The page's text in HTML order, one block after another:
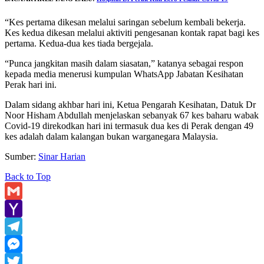
“Kes pertama dikesan melalui saringan sebelum kembali bekerja.
Kes kedua dikesan melalui aktiviti pengesanan kontak rapat bagi kes
pertama. Kedua-dua kes tiada bergejala.
“Punca jangkitan masih dalam siasatan,” katanya sebagai respon
kepada media menerusi kumpulan WhatsApp Jabatan Kesihatan
Perak hari ini.
Dalam sidang akhbar hari ini, Ketua Pengarah Kesihatan, Datuk Dr
Noor Hisham Abdullah menjelaskan sebanyak 67 kes baharu wabak
Covid-19 direkodkan hari ini termasuk dua kes di Perak dengan 49
kes adalah dalam kalangan bukan warganegara Malaysia.
Sumber: Sinar Harian
Back to Top
Gmail
Yahoo
Mail
Telegram
Messenger